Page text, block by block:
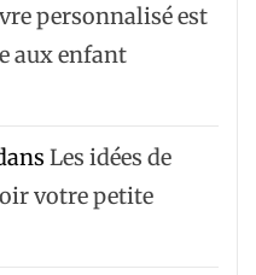
personnalisé est
aux enfant
Les idées de
votre petite